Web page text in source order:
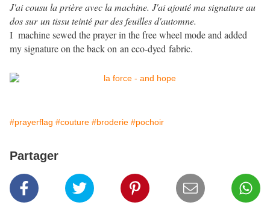
J'ai cousu la prière avec la machine. J'ai ajoutéma signatureau
dos sur un tissu teinté par des feuilles d'automne.
I machine sewed the prayer in the free wheel mode and added
my signature on the back on an eco-dyed fabric.
#prayerflag #couture #broderie #pochoir
Partager